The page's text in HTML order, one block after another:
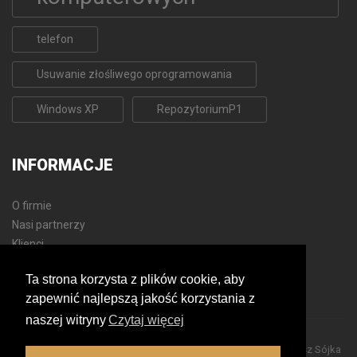
Ta strona korzysta z plików cookie, aby
zapewnić najlepszą jakość korzystania z
naszej witrynyCzytaj więcej
telefon
Usuwanie złośliwego oprogramowania
Windows XP RepozytoriumP1
INFORMACJE
O firmie
Nasi partnerzy
Klienci
Mapa strony
© 2019 - 2020Aplicom - Usługi Informatyczne i Biurowe Tomasz Sójka